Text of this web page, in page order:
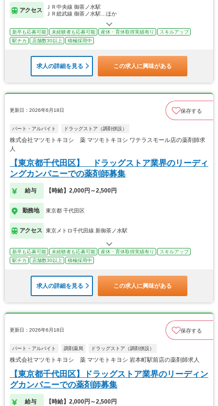
アクセス
ＪＲ中央線 御茶ノ水駅
ＪＲ総武線 御茶ノ水駅…ほか
新卒も応募可能 未経験者も応募可能 産休・育休取得実績有り
スキルアップ
駅チカ
店舗数30以上 積極採用中
求人の詳細を見る この求人に興味がある
更新日：2026年6月18日 保存する
パート・アルバイト ドラッグストア（調剤併設）
株式会社マツモトキヨシ 薬 マツモトキヨシ ワテラスモール店の薬剤師求
人
【東京都千代田区】 ドラッグストア業界のリーディ
ングカンパニーでの薬剤師募集
給与 【時給】2,000円～2,500円
勤務地 東京都 千代田区
アクセス 東京メトロ千代田線 新御茶ノ水駅
新卒も応募可能 未経験者も応募可能 産休・育休取得実績有り
スキルアップ
駅チカ
店舗数30以上 積極採用中
求人の詳細を見る この求人に興味がある
更新日：2026年6月18日 保存する
パート・アルバイト 調剤薬局 ドラッグストア（調剤併設）
株式会社マツモトキヨシ 薬 マツモトキヨシ 岩本町駅前店の薬剤師求人
【東京都千代田区】ドラッグストア業界のリーディン
グカンパニーでの薬剤師募集
給与 【時給】2,000円～2,500円